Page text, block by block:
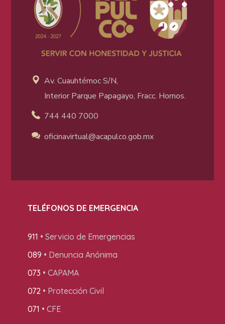
Av. Cuauhtémoc S/N,
Interior Parque Papagayo, Fracc. Hornos.
744 440 7000
oficinavirtual@acapulco.gob.mx
TELÉFONOS DE EMERGENCIA
911 • Servicio de Emergencias
089 • Denuncia Anónima
073 • CAPAMA
072• Protección Civil
071 • CFE